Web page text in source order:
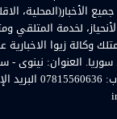
لخدمة المتلقي
وكالة زيوا
العنوان: نينوى -
مستشفى سنجار العامة. رقم هاتف